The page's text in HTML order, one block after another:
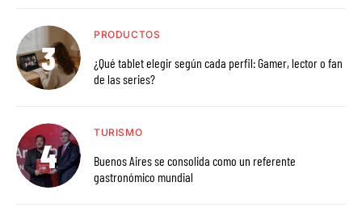
PRODUCTOS
¿Qué tablet elegir según cada perfil: Gamer, lector o fan
de las series?
TURISMO
Buenos Aires se consolida como un referente
gastronómico mundial